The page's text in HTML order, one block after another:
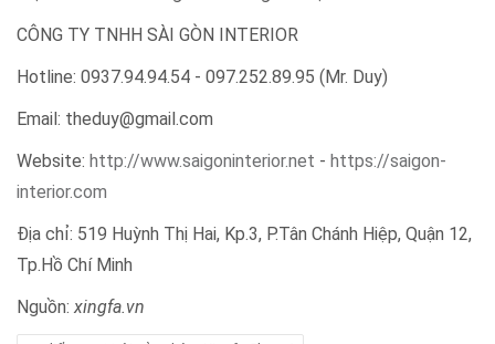
CÔNG TY TNHH SÀI GÒN INTERIOR
Hotline: 0937.94.94.54 - 097.252.89.95 (Mr. Duy)
Email: theduy@gmail.com
Website: http://www.saigoninterior.net - https://saigon-
interior.com
Địa chỉ: 519 Huỳnh Thị Hai, Kp.3, P.Tân Chánh Hiệp, Quận 12,
Tp.Hồ Chí Minh
Nguồn:xingfa.vn